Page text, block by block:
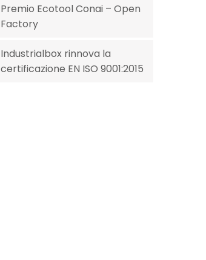
Premio Ecotool Conai – Open
Factory
Industrialbox rinnova la
certificazione EN ISO 9001:2015